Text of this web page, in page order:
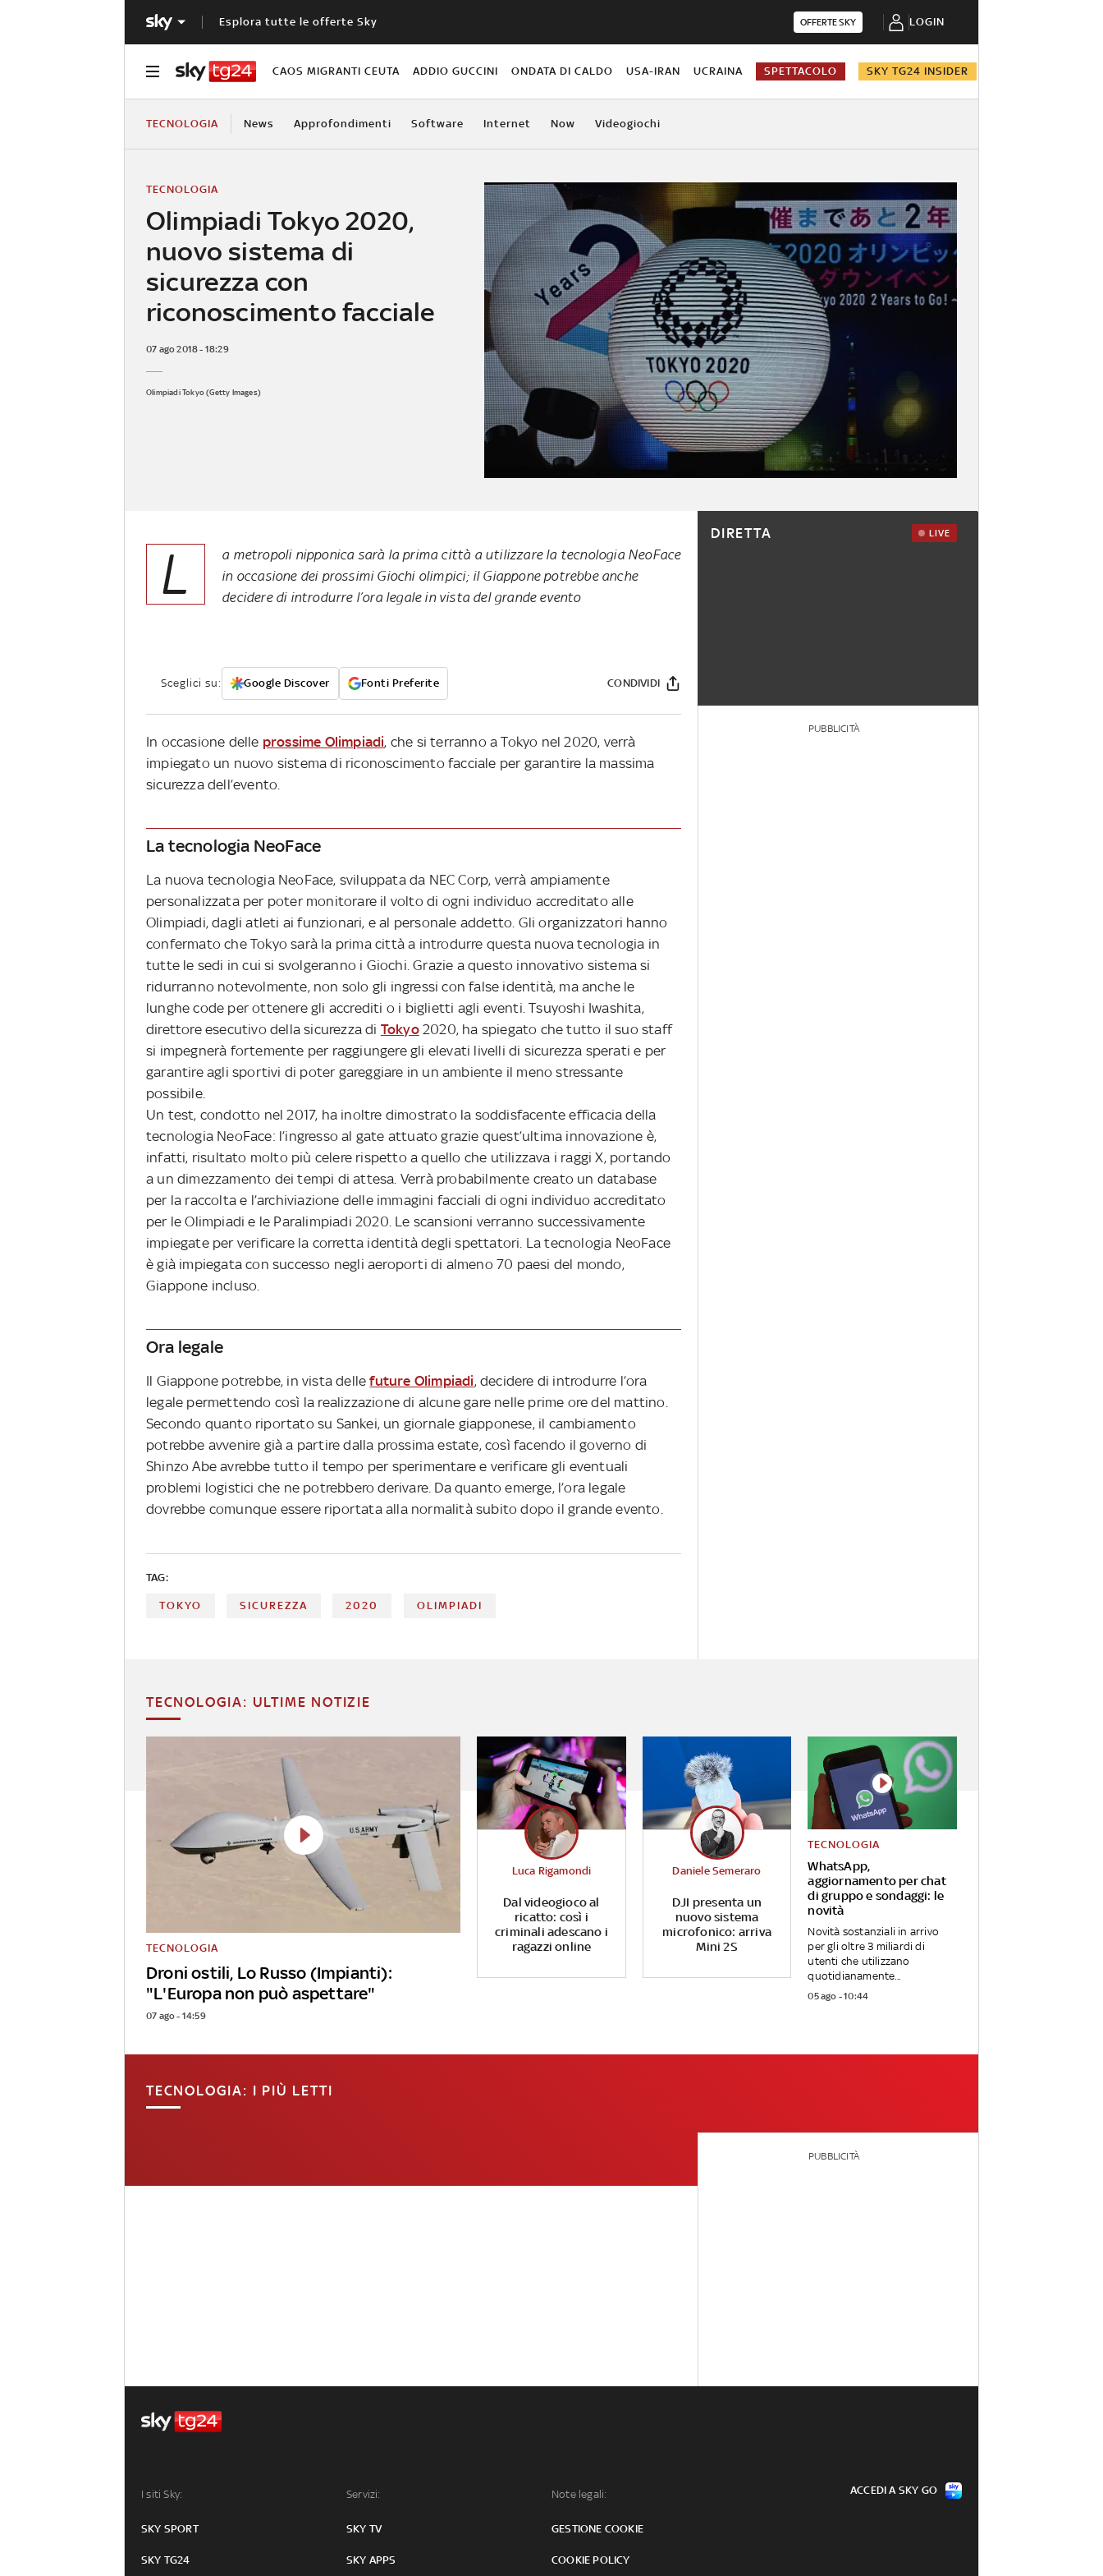
Esplora tutte le offerte Sky OFFERTE SKY LOGIN
CAOS MIGRANTI CEUTA ADDIO GUCCINI ONDATA DI CALDO USA-IRAN UCRAINA SPETTACOLO SKY TG24 INSIDER
TECNOLOGIA News Approfondimenti Software Internet Now Videogiochi
Olimpiadi Tokyo 2020,
nuovo sistema di
sicurezza con
riconoscimento facciale
TECNOLOGIA
07 ago 2018 - 18:29
Olimpiadi Tokyo (Getty Images)
L
a metropoli nipponica sarà la prima città a utilizzare la tecnologia NeoFace
in occasione dei prossimi Giochi olimpici; il Giappone potrebbe anche
decidere di introdurre l’ora legale in vista del grande evento
Sceglici su: Google Discover Fonti Preferite CONDIVIDI
In occasione delle prossime Olimpiadi, che si terranno a Tokyo nel 2020, verrà
impiegato un nuovo sistema di riconoscimento facciale per garantire la massima
sicurezza dell’evento.
La tecnologia NeoFace
La nuova tecnologia NeoFace, sviluppata da NEC Corp, verrà ampiamente
personalizzata per poter monitorare il volto di ogni individuo accreditato alle
Olimpiadi, dagli atleti ai funzionari, e al personale addetto. Gli organizzatori hanno
confermato che Tokyo sarà la prima città a introdurre questa nuova tecnologia in
tutte le sedi in cui si svolgeranno i Giochi. Grazie a questo innovativo sistema si
ridurranno notevolmente, non solo gli ingressi con false identità, ma anche le
lunghe code per ottenere gli accrediti o i biglietti agli eventi. Tsuyoshi Iwashita,
direttore esecutivo della sicurezza di Tokyo2020, ha spiegato che tutto il suo staff
si impegnerà fortemente per raggiungere gli elevati livelli di sicurezza sperati e per
garantire agli sportivi di poter gareggiare in un ambiente il meno stressante
possibile.
Un test, condotto nel 2017, ha inoltre dimostrato la soddisfacente efficacia della
tecnologia NeoFace: l’ingresso al gate attuato grazie quest’ultima innovazione è,
infatti, risultato molto più celere rispetto a quello che utilizzava i raggi X, portando
a un dimezzamento dei tempi di attesa. Verrà probabilmente creato un database
per la raccolta e l’archiviazione delle immagini facciali di ogni individuo accreditato
per le Olimpiadi e le Paralimpiadi 2020. Le scansioni verranno successivamente
impiegate per verificare la corretta identità degli spettatori. La tecnologia NeoFace
è già impiegata con successo negli aeroporti di almeno 70 paesi del mondo,
Giappone incluso.
Ora legale
Il Giappone potrebbe, in vista dellefuture Olimpiadi, decidere di introdurre l’ora
legale permettendo così la realizzazione di alcune gare nelle prime ore del mattino.
Secondo quanto riportato su Sankei, un giornale giapponese, il cambiamento
potrebbe avvenire già a partire dalla prossima estate, così facendo il governo di
Shinzo Abe avrebbe tutto il tempo per sperimentare e verificare gli eventuali
problemi logistici che ne potrebbero derivare. Da quanto emerge, l’ora legale
dovrebbe comunque essere riportata alla normalità subito dopo il grande evento.
TAG:
TOKYO SICUREZZA 2020 OLIMPIADI
DIRETTA LIVE
PUBBLICITÀ
TECNOLOGIA: ULTIME NOTIZIE
Droni ostili, Lo Russo (Impianti):
"L'Europa non può aspettare"
TECNOLOGIA
07 ago - 14:59
Dal videogioco al
ricatto: così i
criminali adescano i
ragazzi online
Luca Rigamondi
DJI presenta un
nuovo sistema
microfonico: arriva
Mini 2S
Daniele Semeraro
WhatsApp,
aggiornamento per chat
di gruppo e sondaggi: le
novità
TECNOLOGIA
Novità sostanziali in arrivo
per gli oltre 3 miliardi di
utenti che utilizzano
quotidianamente...
05 ago - 10:44
TECNOLOGIA: I PIÙ LETTI
PUBBLICITÀ
I siti Sky:
SKY SPORT
SKY TG24
Servizi:
SKY TV
SKY APPS
Note legali:
GESTIONE COOKIE
COOKIE POLICY
ACCEDI A SKY GO